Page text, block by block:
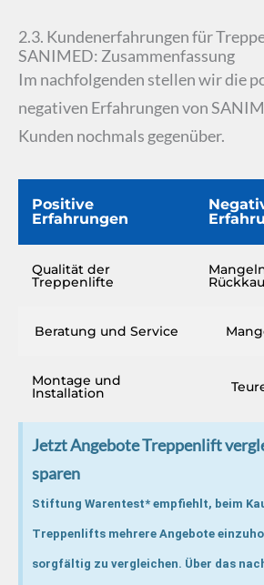
2.3. Kundenerfahrungen für
SANIMED: Zusammenfassung
Im nachfolgenden stellen wir die
negativen Erfahrungen von
Kunden nochmals gegenüber.
Positive
Erfahrungen
Qualität der
Treppenlifte
Beratung und Service
Montage und
Installation
Jetzt Angebote Treppenlift
sparen
Stiftung Warentest* empfiehlt, beim
Treppenlifts mehrere Angebote
sorgfältig zu vergleichen. Über das